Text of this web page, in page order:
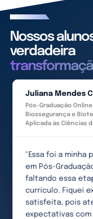
Nossos
verdadeira
"Essa foi a minha
em Pós-
faltando essa
currículo. Fiquei
satisfeita, pois
expectativas
Juliana Mendes
Pós-Graduação
Biossegurança e
Aplicada às Ciências